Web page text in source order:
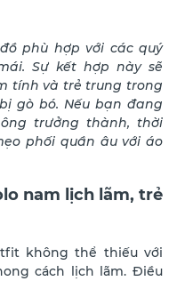
phù hợp với các quý
Sự kết hợp này sẽ
tính và trẻ trung trong
gò bó. Nếu bạn đang
trưởng thành, thời
phối quần âu với áo
nam lịch lãm, trẻ
không thể thiếu với
cách lịch lãm. Điều